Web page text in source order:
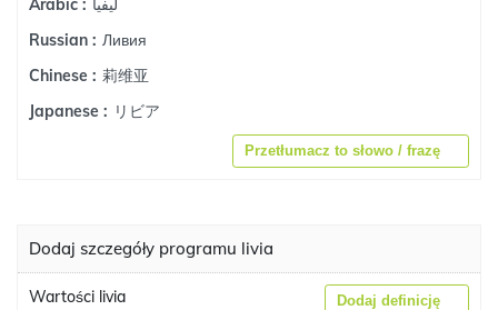
Arabic :
Russian : Ливия
Chinese : 莉维亚
Japanese : リビア
Przetłumacz to słowo / frazę
Dodaj szczegóły programu livia
Wartości livia Dodaj definicję